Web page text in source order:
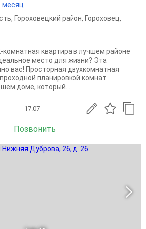
месяц
, Гороховецкий район, Гороховец,
комнатная квартира в лучшем районе
место для жизни? Эта
вас! Просторная двухкомнатная
планировкой комнат.
доме, который...
17.07
Позвонить